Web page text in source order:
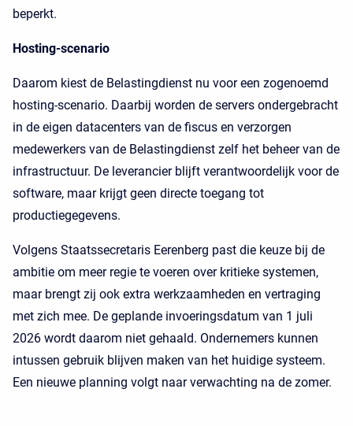
beperkt.
Hosting-scenario
Daarom kiest de Belastingdienst nu voor een zogenoemd
hosting-scenario. Daarbij worden de servers ondergebracht
in de eigen datacenters van de fiscus en verzorgen
medewerkers van de Belastingdienst zelf het beheer van de
infrastructuur. De leverancier blijft verantwoordelijk voor de
software, maar krijgt geen directe toegang tot
productiegegevens.
Volgens Staatssecretaris Eerenberg past die keuze bij de
ambitie om meer regie te voeren over kritieke systemen,
maar brengt zij ook extra werkzaamheden en vertraging
met zich mee. De geplande invoeringsdatum van 1 juli
2026 wordt daarom niet gehaald. Ondernemers kunnen
intussen gebruik blijven maken van het huidige systeem.
Een nieuwe planning volgt naar verwachting na de zomer.